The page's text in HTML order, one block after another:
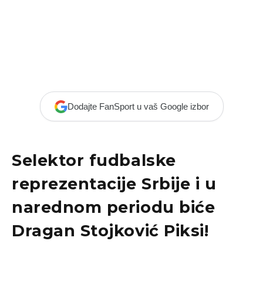
Dodajte FanSport u vaš Google izbor
Selektor fudbalske
reprezentacije Srbije i u
narednom periodu biće
Dragan Stojković Piksi!